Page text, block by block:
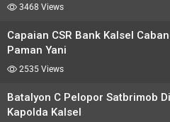
3468 Views
Capaian CSR Bank Kalsel
Paman Yani
2535 Views
Batalyon C Pelopor Satbrimob
Kapolda Kalsel